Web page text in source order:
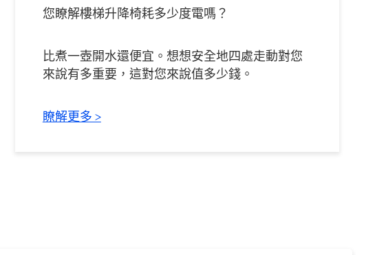
您瞭解樓梯升降椅耗多少度電嗎？
比煮一壺開水還便宜。想想安全地四處走動對您
來說有多重要，這對您來說值多少錢。
瞭解更多 >